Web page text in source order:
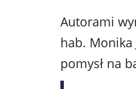
Autorami
hab. Monika
pomysł na